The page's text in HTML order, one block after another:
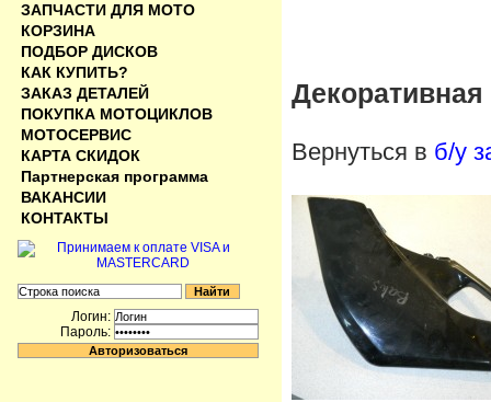
Вернуться в б/у
ЗАПЧАСТИ ДЛЯ МОТО
КОРЗИНА
ПОДБОР ДИСКОВ
КАК КУПИТЬ?
ЗАКАЗ ДЕТАЛЕЙ
ПОКУПКА МОТОЦИКЛОВ
МОТОСЕРВИС
КАРТА СКИДОК
Партнерская программа
ВАКАНСИИ
КОНТАКТЫ
Логин:
Пароль: